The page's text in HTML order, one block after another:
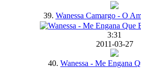
39. Wanessa Camargo - O
3:31
2011-03-27
40. Wanessa - Me Engana